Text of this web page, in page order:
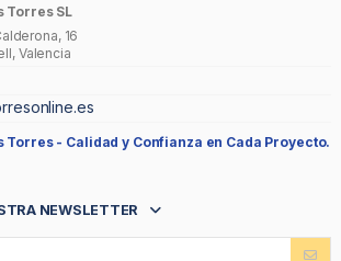
Torres SL
16
Valencia
Torres - Calidad y Confianza en Cada Proyecto.
NEWSLETTER